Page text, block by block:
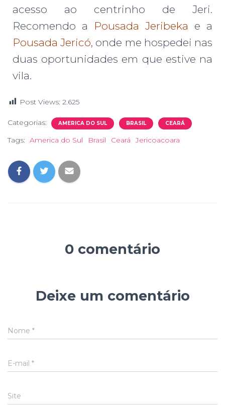
acesso ao centrinho de Jeri.
Recomendo a Pousada Jeribeka e a
Pousada Jericó, onde me hospedei nas
duas oportunidades em que estive na
vila.
Post Views: 2.625
Categorias: AMERICA DO SUL BRASIL CEARÁ
Tags: America do Sul Brasil Ceará Jericoacoara
0 comentário
Deixe um comentário
Nome *
E-mail *
Site